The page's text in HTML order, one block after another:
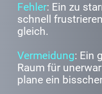
Fehler: Ein zu
schnell
gleich.
Vermeidung: Ein
Raum für
plane ein